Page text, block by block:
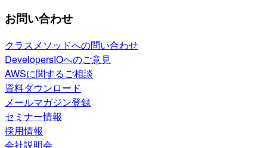
お問い合わせ
クラスメソッドへの問い合わせ
DevelopersIOへのご意見
AWSに関するご相談
資料ダウンロード
メールマガジン登録
セミナー情報
採用情報
会社説明会